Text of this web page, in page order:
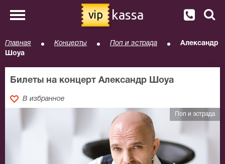
vip kassa
Главная Концерты Поп и эстрада
Александр
Шоуа
Билеты на концерт Александр Шоуа
В избранное
Поп и эстрада